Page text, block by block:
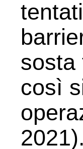
sosta
così
2021).